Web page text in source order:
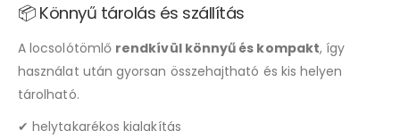
📦 Könnyű tárolás és szállítás
A locsolótömlő rendkívül könnyű és kompakt, így
használat után gyorsan összehajtható és kis helyen
tárolható.
✔ helytakarékos kialakítás